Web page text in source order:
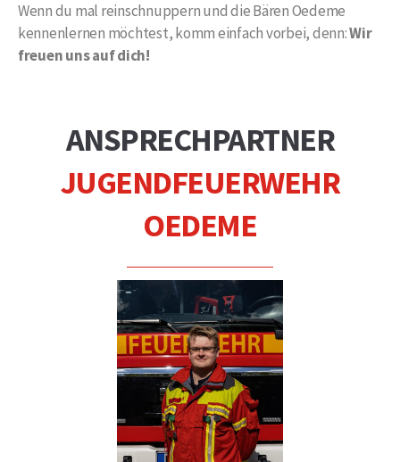
Wenn du mal reinschnuppern und die Bären Oedeme
kennenlernen möchtest, komm einfach vorbei, denn:Wir
freuen uns auf dich!
ANSPRECHPARTNER
JUGENDFEUERWEHR
OEDEME